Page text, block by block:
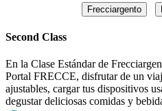
Frecciargento
Second Class
En la Clase Estándar de
Portal FRECCE, disfrutar de un
ajustables, cargar tus dispositivos
degustar deliciosas comidas y